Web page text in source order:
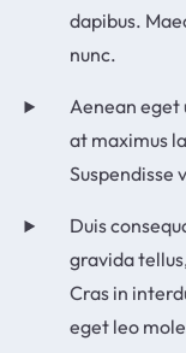
dapibus.
nunc.
Aenean eget
at maximus
Suspendisse
Duis
gravida
Cras in
eget leo